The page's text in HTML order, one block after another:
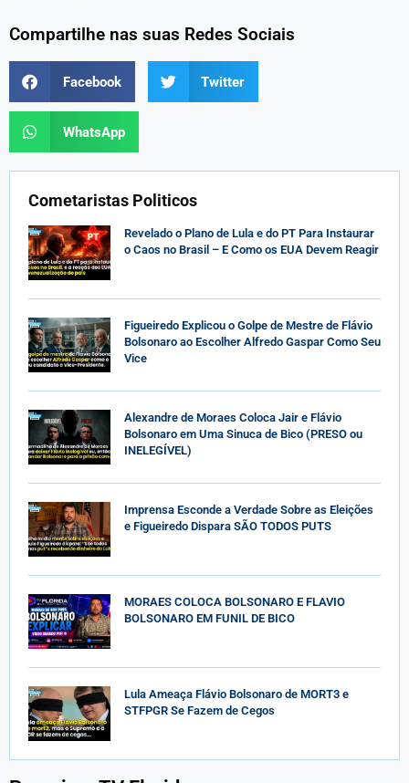
Compartilhe nas suas Redes Sociais
Facebook Twitter
WhatsApp
Cometaristas Politicos
Revelado o Plano de Lula e do PT Para Instaurar
o Caos no Brasil – E Como os EUA Devem Reagir
Figueiredo Explicou o Golpe de Mestre de Flávio
Bolsonaro ao Escolher Alfredo Gaspar Como Seu
Vice
Alexandre de Moraes Coloca Jair e Flávio
Bolsonaro em Uma Sinuca de Bico (PRESO ou
INELEGÍVEL)
Imprensa Esconde a Verdade Sobre as Eleições
e Figueiredo Dispara SÃO TODOS PUTS
MORAES COLOCA BOLSONARO E FLAVIO
BOLSONARO EM FUNIL DE BICO
Lula Ameaça Flávio Bolsonaro de MORT3 e
STFPGR Se Fazem de Cegos